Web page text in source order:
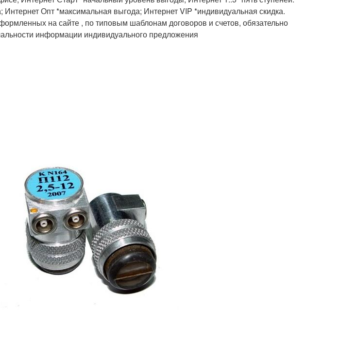
Опт *максимальная выгода; Интернет VIP *индивидуальная скидка.
на сайте , по типовым шаблонам договоров и счетов, обяза­тель­но
инфор­ма­ции инди­видуаль­ного пред­ло­жения